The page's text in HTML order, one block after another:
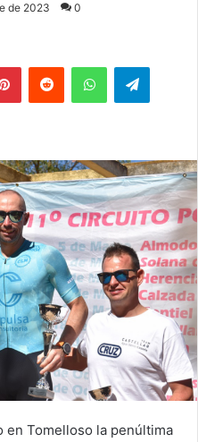
de 2023 0
en Tomelloso la penúltima